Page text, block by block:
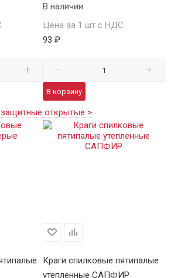
В наличии
Цена за 1 шт с НДС
93 ₽
В корзину
открытые >
Краги спилковые пятипалые
утепленные САПФИР